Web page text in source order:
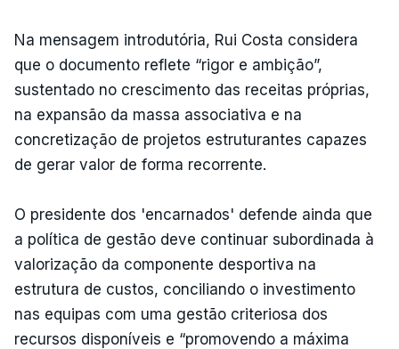
Na mensagem introdutória, Rui Costa considera
que o documento reflete “rigor e ambição”,
sustentado no crescimento das receitas próprias,
na expansão da massa associativa e na
concretização de projetos estruturantes capazes
de gerar valor de forma recorrente.
O presidente dos 'encarnados' defende ainda que
a política de gestão deve continuar subordinada à
valorização da componente desportiva na
estrutura de custos, conciliando o investimento
nas equipas com uma gestão criteriosa dos
recursos disponíveis e “promovendo a máxima